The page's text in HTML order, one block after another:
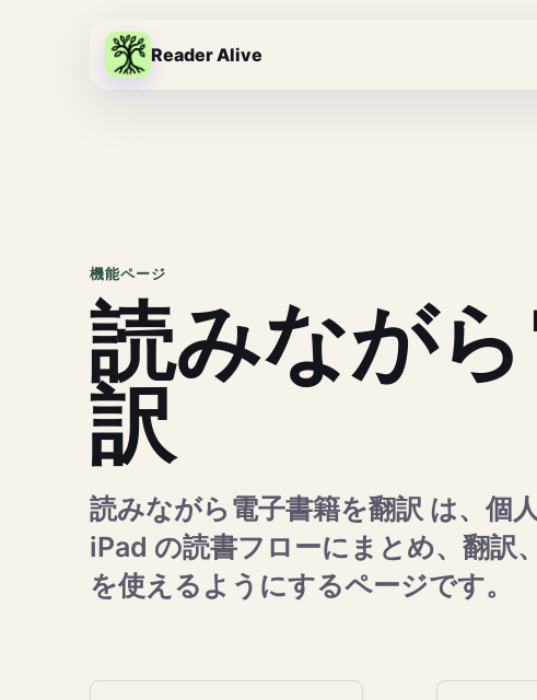
Reader Alive
機能ページ
読みなが
訳
読みながら電子書籍を翻訳 は、個
iPad の読書フローにまとめ、翻訳
を使えるようにするページです。